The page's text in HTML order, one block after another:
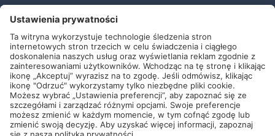
Kontakt
Newsletter
Ogólne warunki i dostawy